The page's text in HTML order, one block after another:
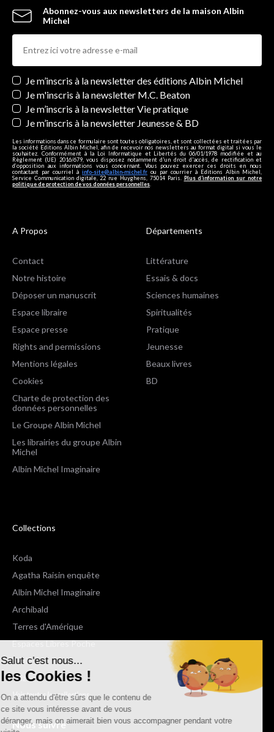
Salut c'est nous...
les Cookies !
On a attendu d'être sûrs que le contenu de
ce site vous intéresse avant de vous
déranger, mais on aimerait bien vous accompagner pendant votre
Abonnez-vous aux newsletters de la maison Albin
Michel
Newsletters
Je m’inscris à la newsletter des éditions Albin Michel
Je m'inscris à la newsletter M.C. Beaton
Je m’inscris à la newsletter Vie pratique
Je m’inscris à la newsletter Jeunesse & BD
Les informations dans ce formulaire sont toutes obligatoires, et sont collectées et traitées par
la société Editions Albin Michel, afin de recevoir nos newsletters au format digital si vous le
souhaitez. Conformément à la Loi Informatique et Libertés du 06/01/1978 modifiée et au
Règlement (UE) 2016/679, vous disposez notamment d'un droit d'accès, de rectification et
d’opposition aux informations vous concernant. Vous pouvez exercer ces droits en nous
contactant par courriel à info-site@albin-michel.fr ou par courrier à Editions Albin Michel,
Service Communication digitale, 22 rue Huyghens, 75014 Paris. Plus d’information sur notre
politique de protection de vos données personnelles
A Propos
Contact
Notre histoire
Déposer un manuscrit
Espace libraire
Espace presse
Rights and permissions
Mentions légales
Cookies
Charte de protection des
données personnelles
Le Groupe Albin Michel
Les librairies du groupe Albin
Michel
Albin Michel Imaginaire
Départements
Littérature
Essais & docs
Sciences humaines
Spiritualités
Pratique
Jeunesse
Beaux livres
BD
Collections
Koda
Agatha Raisin enquête
Albin Michel Imaginaire
Archibald
Terres d'Amérique
Espaces Libres Poche
NOX
Wiz
Voir toutes les collections
Nous suivre